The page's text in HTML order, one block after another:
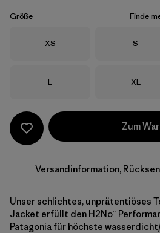
Größe Finde
Größe
XS Größe
S
Größe
L Größe
XL
Zum
Versandinformation,
Unser schlichtes, unprätentiöses
Jacket erfüllt den H2No™
Patagonia für höchste